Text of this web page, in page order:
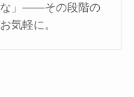
な」——その段階の
気軽に。